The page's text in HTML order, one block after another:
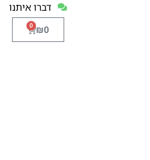
דברו איתנו
₪0
0